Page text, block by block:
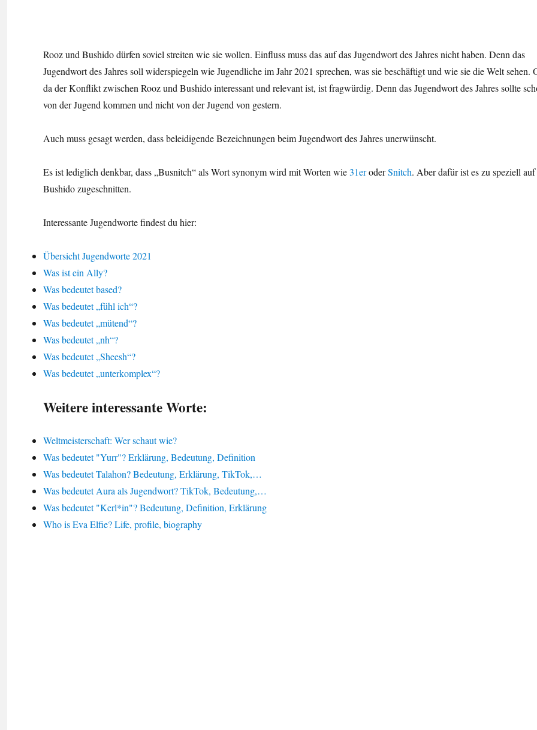
Rooz und Bushido dürfen soviel streiten wie sie wollen. Einfluss muss das auf das Jugendwort des Jahres nicht haben. Denn das
Jugendwort des Jahres soll widerspiegeln wie Jugendliche im Jahr 2021 sprechen, was sie beschäftigt und wie sie die Welt sehen.
da der Konflikt zwischen Rooz und Bushido interessant und relevant ist, ist fragwürdig. Denn das Jugendwort des Jahres sollte
von der Jugend kommen und nicht von der Jugend von gestern.
Auch muss gesagt werden, dass beleidigende Bezeichnungen beim Jugendwort des Jahres unerwünscht.
Es ist lediglich denkbar, dass „Busnitch“ als Wort synonym wird mit Worten wie31eroderSnitch. Aber dafür ist es zu speziell auf
Bushido zugeschnitten.
Interessante Jugendworte findest du hier:
Übersicht Jugendworte 2021
Was ist ein Ally?
Was bedeutet based?
Was bedeutet „fühl ich“?
Was bedeutet „mütend“?
Was bedeutet „nh“?
Was bedeutet „Sheesh“?
Was bedeutet „unterkomplex“?
Weitere interessante Worte:
Weltmeisterschaft: Wer schaut wie?
Was bedeutet "Yurr"? Erklärung, Bedeutung, Definition
Was bedeutet Talahon? Bedeutung, Erklärung, TikTok,…
Was bedeutet Aura als Jugendwort? TikTok, Bedeutung,…
Was bedeutet "Kerl*in"? Bedeutung, Definition, Erklärung
Who is Eva Elfie? Life, profile, biography